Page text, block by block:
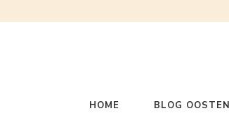
HOME BLOG